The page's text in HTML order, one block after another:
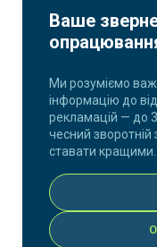
Ваше
Ми розуміємо
інформацію до
рекламацій — до
чесний зворотній
ставати кращими.